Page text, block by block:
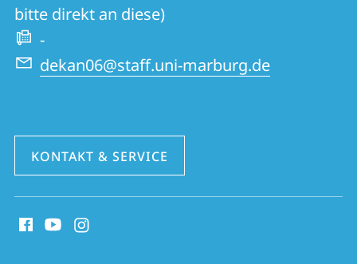
bitte direkt an diese)
-
dekan06@staff.uni-marburg.de
KONTAKT & SERVICE
Media